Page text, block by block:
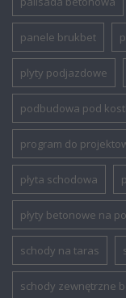
panele brukbet
plyty podjazdowe
podbudowa pod
program do
płyta schodowa
płyty betonowe na
schody na taras
schody zewnętrzne